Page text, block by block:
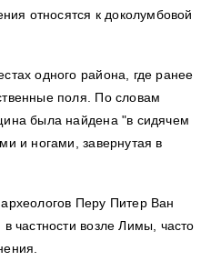
относятся к доколумбовой
одного района, где ранее
поля. По словам
была найдена "в сидячем
и ногами, завернутая в
Перу Питер Ван
частности возле Лимы, часто